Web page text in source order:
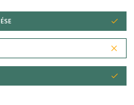
jog © 2026 Unideb